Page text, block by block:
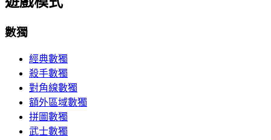
數獨
經典數獨
殺手數獨
對角線數獨
額外區域數獨
拼圖數獨
武士數獨